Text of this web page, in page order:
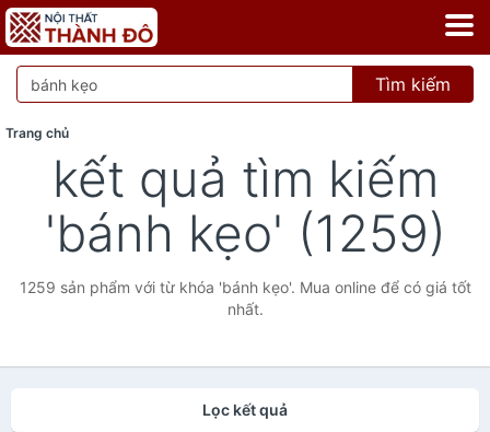
Tìm kiếm
Trang chủ
kết quả tìm kiếm
'bánh kẹo' (1259)
1259 sản phẩm với từ khóa 'bánh kẹo'. Mua online để có giá tốt
nhất.
Lọc kết quả